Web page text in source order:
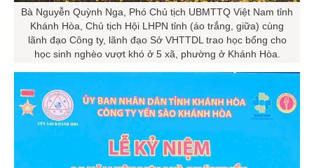
Bà Nguyễn Quỳnh Nga, Phó Chủ tịch UBMTTQ Việt Nam tỉnh
Khánh Hòa, Chủ tịch Hội LHPN tỉnh (áo trắng, giữa) cùng
lãnh đạo Công ty, lãnh đạo Sở VHTTDL trao học bổng cho
học sinh nghèo vượt khó ở 5 xã, phường ở Khánh Hòa.